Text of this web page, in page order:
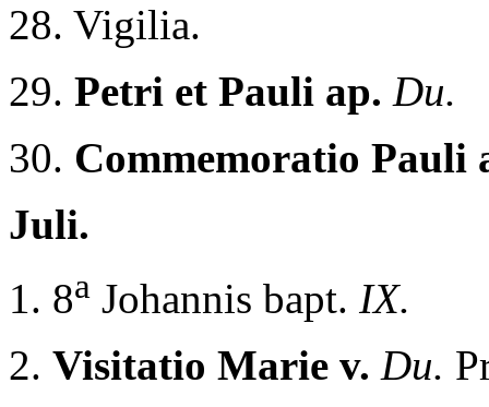
28. Vigilia.
29. Petri et Pauli ap. Du.
30. Commemoratio Pauli
Juli.
1. 8a Johannis bapt. IX.
2. Visitatio Marie v. Du.